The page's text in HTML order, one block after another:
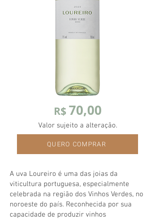
R$ 70,00
Valor sujeito a alteração.
QUERO COMPRAR
A uva Loureiro é uma das joias da
viticultura portuguesa, especialmente
celebrada na região dos Vinhos Verdes, no
noroeste do país. Reconhecida por sua
capacidade de produzir vinhos